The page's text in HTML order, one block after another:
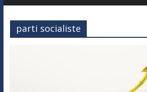
parti socialiste